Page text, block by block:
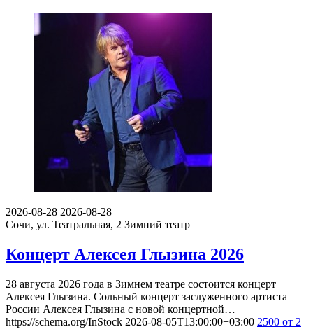
2026-08-28 2026-08-28
Сочи, ул. Театральная, 2 Зимний театр
Концерт Алексея Глызина 2026
28 августа 2026 года в Зимнем театре состоится концерт
Алексея Глызина. Сольный концерт заслуженного артиста
России Алексея Глызина с новой концертной…
https://schema.org/InStock 2026-08-05T13:00:00+03:00 2500 от 2